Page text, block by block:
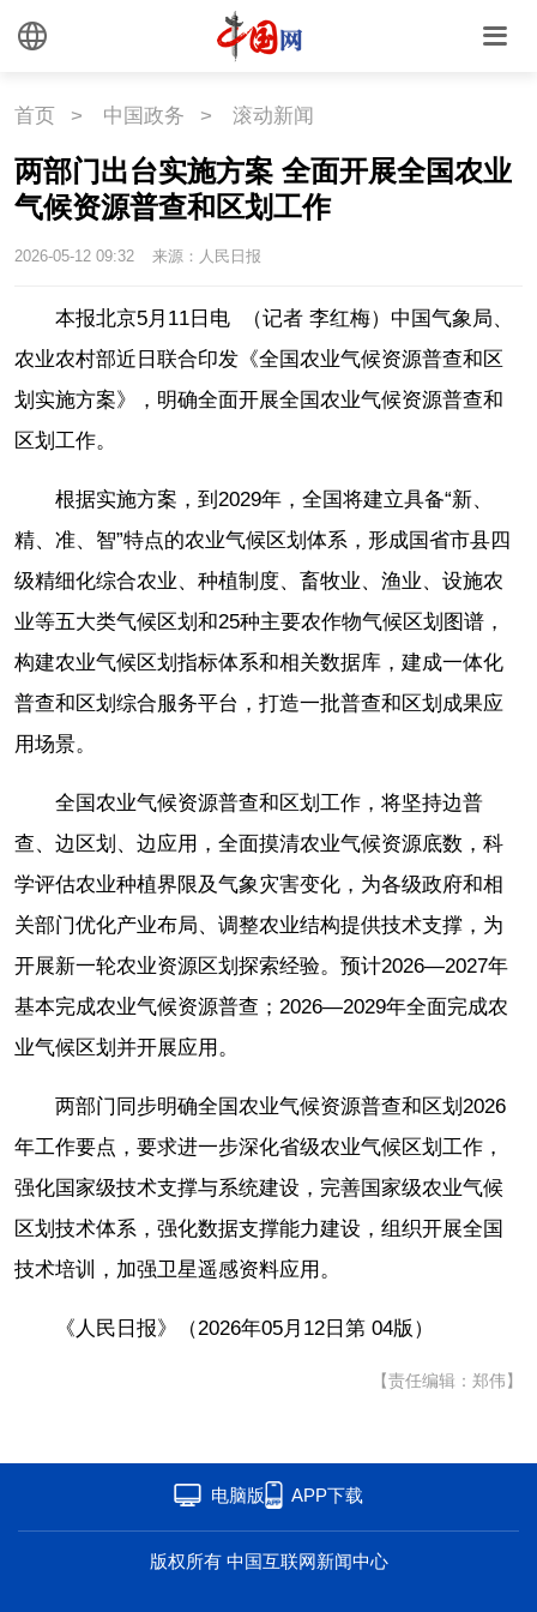
首页 > 中国政务 > 滚动新闻
两部门出台实施方案 全面开展全国农业
气候资源普查和区划工作
2026-05-12 09:32 来源：人民日报
本报北京5月11日电 （记者 李红梅）中国气象局、
农业农村部近日联合印发《全国农业气候资源普查和区
划实施方案》，明确全面开展全国农业气候资源普查和
区划工作。
根据实施方案，到2029年，全国将建立具备“新、
精、准、智”特点的农业气候区划体系，形成国省市县四
级精细化综合农业、种植制度、畜牧业、渔业、设施农
业等五大类气候区划和25种主要农作物气候区划图谱，
构建农业气候区划指标体系和相关数据库，建成一体化
普查和区划综合服务平台，打造一批普查和区划成果应
用场景。
全国农业气候资源普查和区划工作，将坚持边普
查、边区划、边应用，全面摸清农业气候资源底数，科
学评估农业种植界限及气象灾害变化，为各级政府和相
关部门优化产业布局、调整农业结构提供技术支撑，为
开展新一轮农业资源区划探索经验。预计2026—2027年
基本完成农业气候资源普查；2026—2029年全面完成农
业气候区划并开展应用。
两部门同步明确全国农业气候资源普查和区划2026
年工作要点，要求进一步深化省级农业气候区划工作，
强化国家级技术支撑与系统建设，完善国家级农业气候
区划技术体系，强化数据支撑能力建设，组织开展全国
技术培训，加强卫星遥感资料应用。
《人民日报》（2026年05月12日第 04版）
【责任编辑：郑伟】
电脑版 APP下载
版权所有 中国互联网新闻中心